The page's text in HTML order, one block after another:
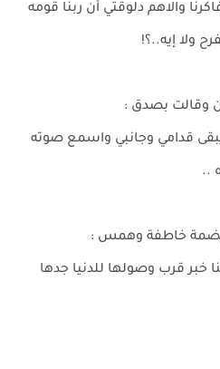
والاهم دلوقتي أن ربنا قومه
ولا إيه..؟!
وقالت بصدق :
قدامي وجانبي واسمع صوته
..
بضمة خاطفة وهمس :
خبر قرب وصولها للدنيا جدها